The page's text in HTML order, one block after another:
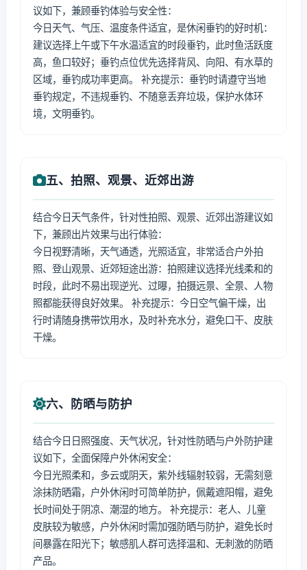
议如下，兼顾垂钓体验与安全性：
今日天气、气压、温度条件适宜，是休闲垂钓的好时机：
建议选择上午或下午水温适宜的时段垂钓，此时鱼活跃度
高，鱼口较好；垂钓点位优先选择背风、向阳、有水草的
区域，垂钓成功率更高。 补充提示：垂钓时请遵守当地
垂钓规定，不违规垂钓、不随意丢弃垃圾，保护水体环
境，文明垂钓。
五、拍照、观景、近郊出游
结合今日天气条件，针对性拍照、观景、近郊出游建议如
下，兼顾出片效果与出行体验：
今日视野清晰，天气通透，光照适宜，非常适合户外拍
照、登山观景、近郊短途出游：拍照建议选择光线柔和的
时段，此时不易出现逆光、过曝，拍摄远景、全景、人物
照都能获得良好效果。 补充提示：今日空气偏干燥，出
行时请随身携带饮用水，及时补充水分，避免口干、皮肤
干燥。
六、防晒与防护
结合今日日照强度、天气状况，针对性防晒与户外防护建
议如下，全面保障户外休闲安全：
今日光照柔和，多云或阴天，紫外线辐射较弱，无需刻意
涂抹防晒霜，户外休闲时可简单防护，佩戴遮阳帽，避免
长时间处于阴凉、潮湿的地方。 补充提示：老人、儿童
皮肤较为敏感，户外休闲时需加强防晒与防护，避免长时
间暴露在阳光下；敏感肌人群可选择温和、无刺激的防晒
产品。